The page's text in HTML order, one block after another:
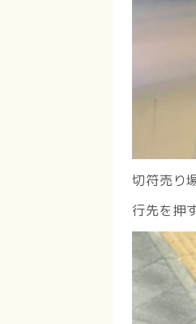
切符売り
行先を押